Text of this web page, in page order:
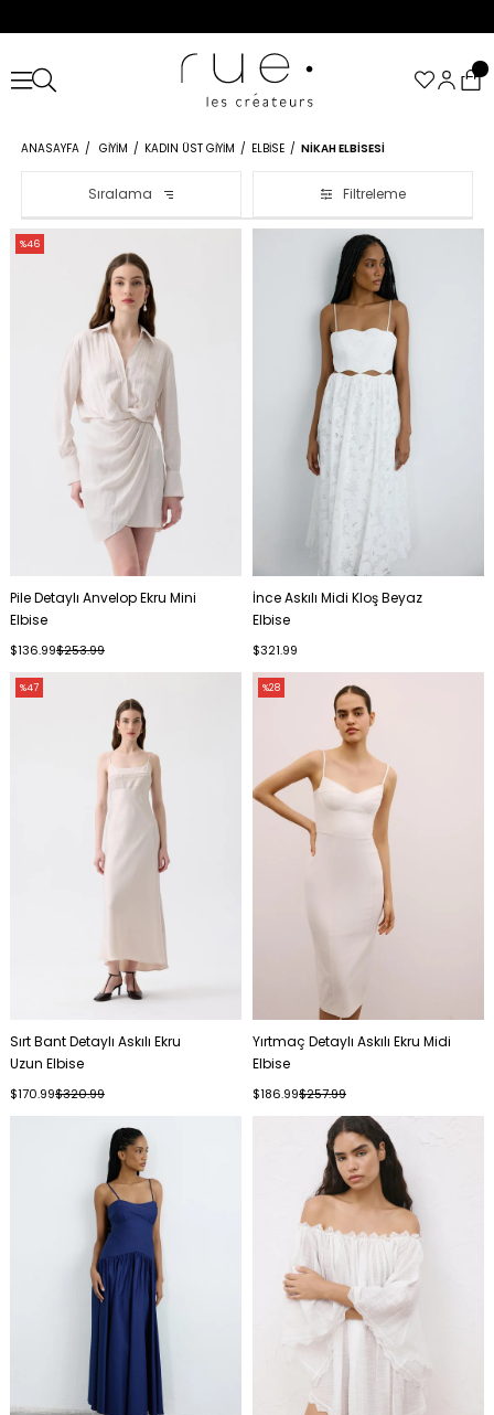
ANASAYFA GIYIM KADIN ÜST GIYIM ELBISE NIKAH ELBISESI
Filtreleme
Sıralama
Pile Detaylı Anvelop Ekru Mini
Elbise
$136.99$253.99
%46
İnce Askılı Midi Kloş Beyaz
Elbise
$321.99
Sırt Bant Detaylı Askılı Ekru
Uzun Elbise
$170.99$320.99
%47
Yırtmaç Detaylı Askılı Ekru Midi
Elbise
$186.99$257.99
%28